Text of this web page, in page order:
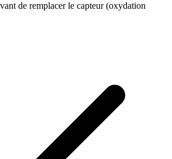
de remplacer le capteur (oxydation